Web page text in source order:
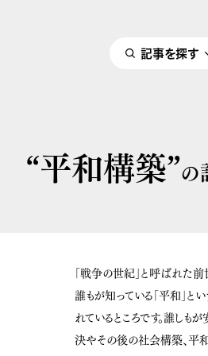
記事を探す
“平和構築”の
「戦争の世紀」と呼ばれた前
誰もが知っている「平和」
れているところです。誰し
決やその後の社会構築、平